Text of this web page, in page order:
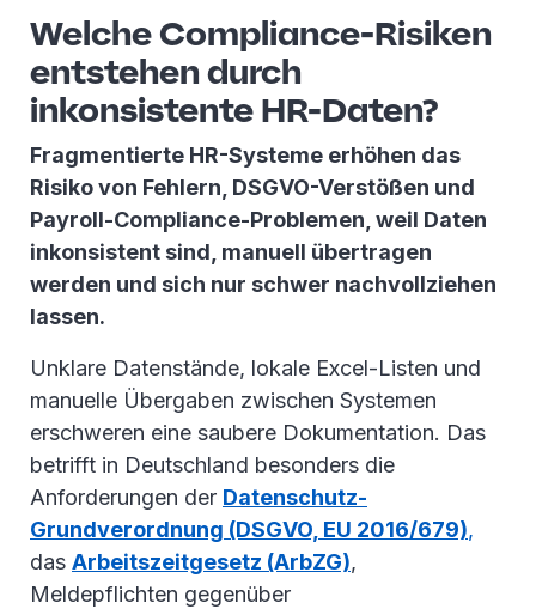
Welche Compliance-Risiken
entstehen durch
inkonsistente HR-Daten?
Fragmentierte HR-Systeme erhöhen das
Risiko von Fehlern, DSGVO-Verstößen und
Payroll-Compliance-Problemen, weil Daten
inkonsistent sind, manuell übertragen
werden und sich nur schwer nachvollziehen
lassen.
Unklare Datenstände, lokale Excel-Listen und
manuelle Übergaben zwischen Systemen
erschweren eine saubere Dokumentation. Das
betrifft in Deutschland besonders die
Anforderungen der Datenschutz-
Grundverordnung (DSGVO, EU 2016/679),
das Arbeitszeitgesetz (ArbZG),
Meldepflichten gegenüber